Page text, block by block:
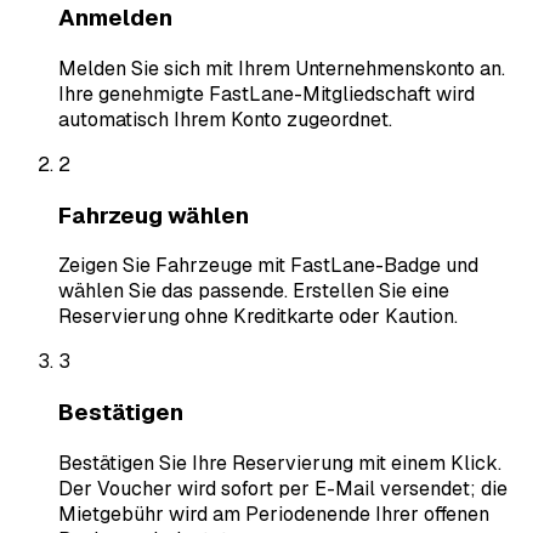
Anmelden
Melden Sie sich mit Ihrem Unternehmenskonto an.
Ihre genehmigte FastLane-Mitgliedschaft wird
automatisch Ihrem Konto zugeordnet.
2
Fahrzeug wählen
Zeigen Sie Fahrzeuge mit FastLane-Badge und
wählen Sie das passende. Erstellen Sie eine
Reservierung ohne Kreditkarte oder Kaution.
3
Bestätigen
Bestätigen Sie Ihre Reservierung mit einem Klick.
Der Voucher wird sofort per E-Mail versendet; die
Mietgebühr wird am Periodenende Ihrer offenen